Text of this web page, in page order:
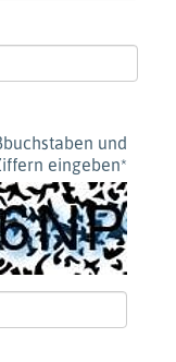
und
eingeben*